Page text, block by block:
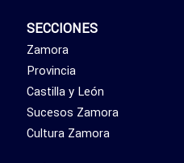
SECCIONES
Zamora
Provincia
Castilla y León
Sucesos Zamora
Cultura Zamora